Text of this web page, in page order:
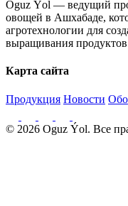
Oguz Ýol — ведущий
овощей в Ашхабаде,
агротехнологии для
выращивания
Карта сайта
Продукция Новости
© 2026 Oguz Ýol. Все